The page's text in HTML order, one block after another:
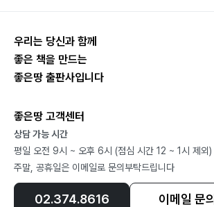
우리는 당신과 함께
좋은 책을 만드는
좋은땅 출판사입니다
좋은땅 고객센터
상담 가능 시간
평일 오전 9시 ~ 오후 6시 (점심 시간 12 ~ 1시 제외)
주말, 공휴일은 이메일로 문의부탁드립니다
02.374.8616 이메일 문의